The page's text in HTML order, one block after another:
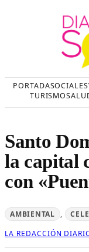
PORTADASOCIALES
TURISMO
Santo
la capital
con
AMBIENTAL ,
LA REDACCIÓN